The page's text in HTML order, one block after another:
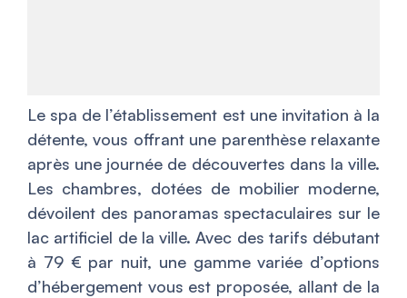
Le spa de l’établissement est une invitation à la
détente, vous offrant une parenthèse relaxante
après une journée de découvertes dans la ville.
Les chambres, dotées de mobilier moderne,
dévoilent des panoramas spectaculaires sur le
lac artificiel de la ville. Avec des tarifs débutant
à 79 € par nuit, une gamme variée d’options
d’hébergement vous est proposée, allant de la